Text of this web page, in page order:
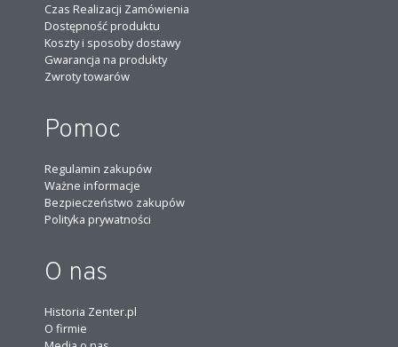
Czas Realizacji Zamówienia
Dostępność produktu
Koszty i sposoby dostawy
Gwarancja na produkty
Zwroty towarów
Pomoc
Regulamin zakupów
Ważne informacje
Bezpieczeństwo zakupów
Polityka prywatności
O nas
Historia Zenter.pl
O firmie